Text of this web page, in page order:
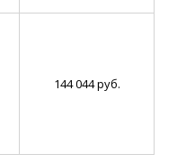
144 044 руб.